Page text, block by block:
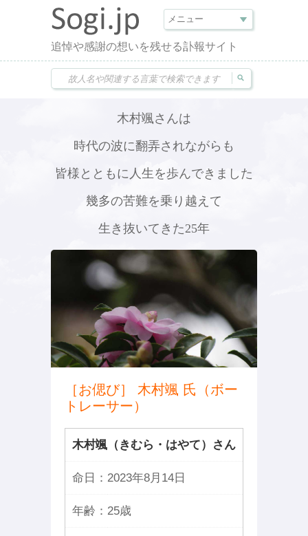
追悼や感謝の想いを残せる訃報サイト
木村颯さんは
時代の波に翻弄されながらも
皆様とともに人生を歩んできました
幾多の苦難を乗り越えて
生き抜いてきた25年
［お偲び］ 木村颯 氏（ボー
トレーサー）
木村颯（きむら・はやて）さん
命日： 2023年8月14日
年齢： 25歳